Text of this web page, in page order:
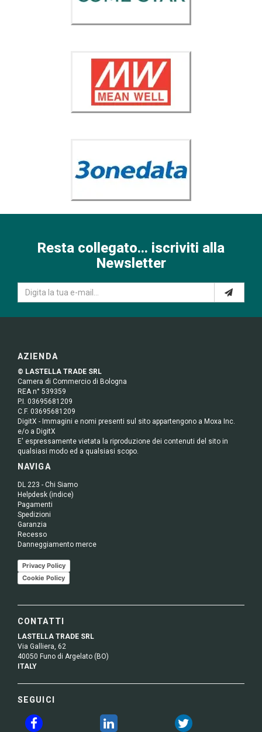
Resta collegato... iscriviti alla
Newsletter
AZIENDA
© LASTELLA TRADE SRL
Camera di Commercio di Bologna
REA n° 539359
P.I. 03695681209
C.F. 03695681209
DigitX - Immagini e nomi presenti sul sito appartengono a Moxa Inc.
e/o a DigitX
E' espressamente vietata la riproduzione dei contenuti del sito in
qualsiasi modo ed a qualsiasi scopo.
NAVIGA
DL 223 - Chi Siamo
Helpdesk (indice)
Pagamenti
Spedizioni
Garanzia
Recesso
Danneggiamento merce
Privacy Policy
Cookie Policy
CONTATTI
LASTELLA TRADE SRL
Via Galliera, 62
40050 Funo di Argelato (BO)
ITALY
SEGUICI